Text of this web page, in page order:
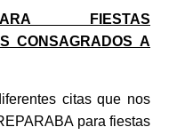
FIESTAS
CONSAGRADOS A
citas que nos
para fiestas